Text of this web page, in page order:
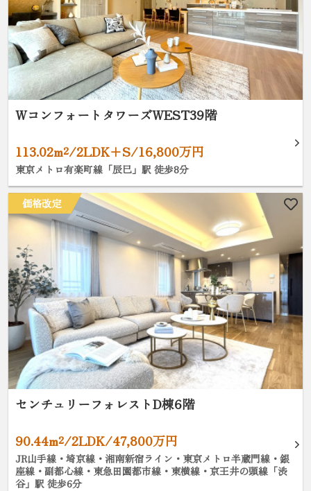
WコンフォートタワーズWEST39階
113.02m²/2LDK+S/16,800万円
東京メトロ有楽町線「辰巳」駅 徒歩8分
価格改定
センチュリーフォレストD棟6階
90.44m²/2LDK/47,800万円
JR山手線・埼京線・湘南新宿ライン・東京メトロ半蔵門線・銀
座線・副都心線・東急田園都市線・東横線・京王井の頭線「渋
谷」駅 徒歩6分